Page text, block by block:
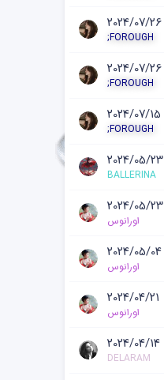
2024/07/26
;FOROUGH
2024/07/26
;FOROUGH
2024/07/15
;FOROUGH
2024/05/23
BALLERINA
2024/05/23
اورانوس
2024/05/04
اورانوس
2024/04/21
اورانوس
2024/04/14
DELARAM